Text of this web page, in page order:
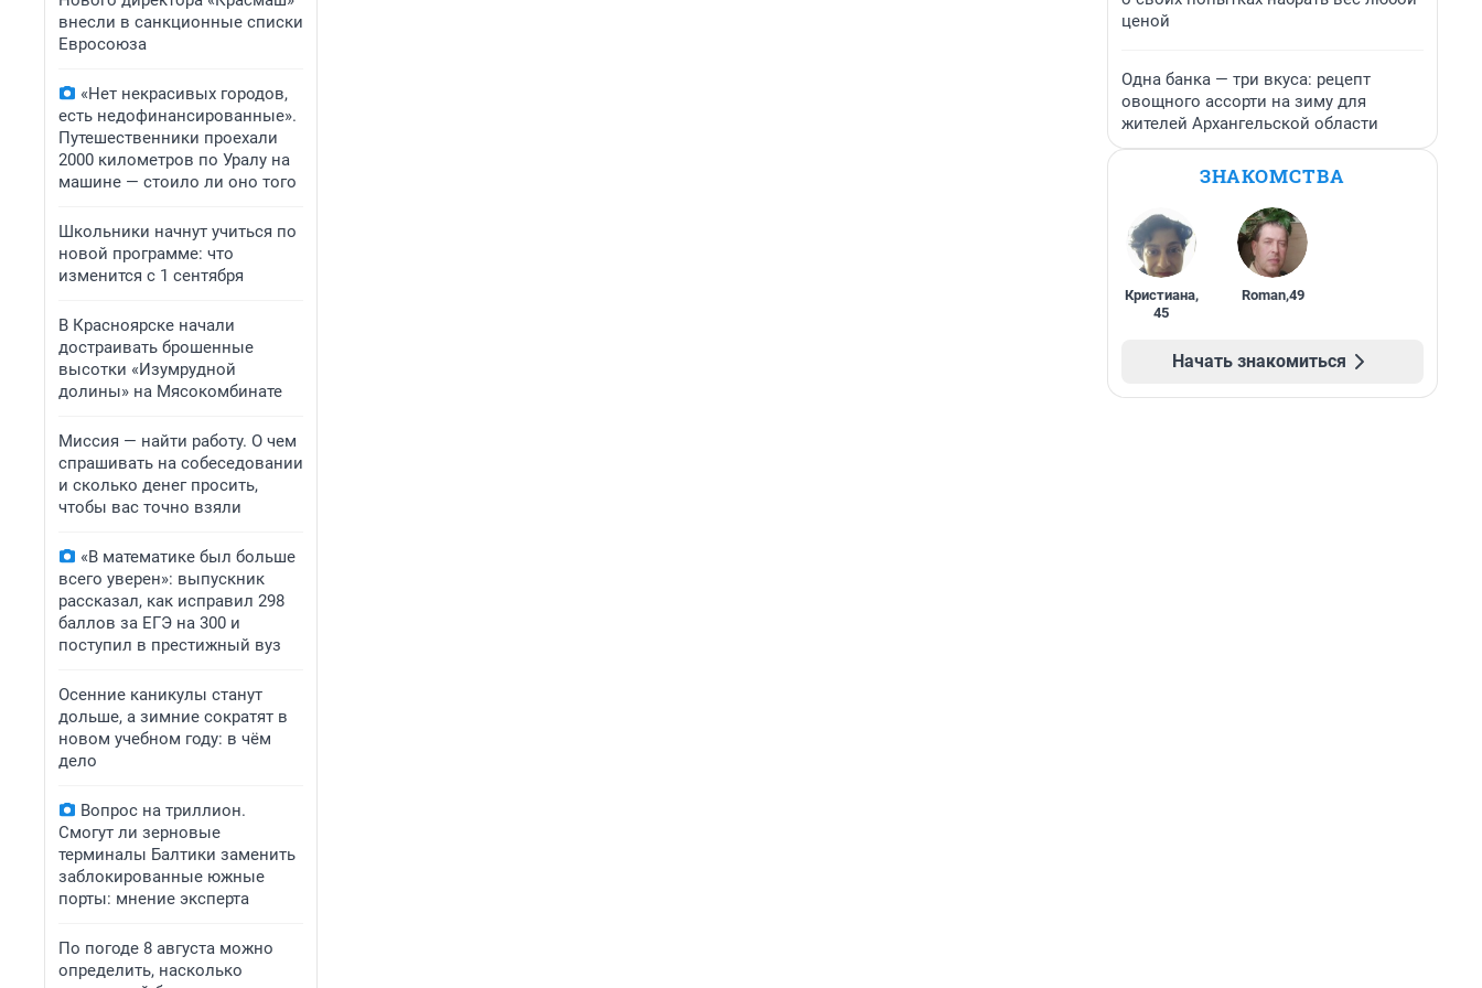
внесли в санкционные списки
Евросоюза
«Нет некрасивых городов,
есть недофинансированные».
Путешественники проехали
2000 километров по Уралу на
машине — стоило ли оно того
Школьники начнут учиться по
новой программе: что
изменится с 1 сентября
В Красноярске начали
достраивать брошенные
высотки «Изумрудной
долины» на Мясокомбинате
Миссия — найти работу. О чем
спрашивать на собеседовании
и сколько денег просить,
чтобы вас точно взяли
«В математике был больше
всего уверен»: выпускник
рассказал, как исправил 298
баллов за ЕГЭ на 300 и
поступил в престижный вуз
Осенние каникулы станут
дольше, а зимние сократят в
новом учебном году: в чём
дело
Вопрос на триллион.
Смогут ли зерновые
терминалы Балтики заменить
заблокированные южные
порты: мнение эксперта
По погоде 8 августа можно
определить, насколько
ценой
Одна банка — три вкуса: рецепт
овощного ассорти на зиму для
жителей Архангельской области
ЗНАКОМСТВА
Кристиана,
45
Roman,49
Начать знакомиться